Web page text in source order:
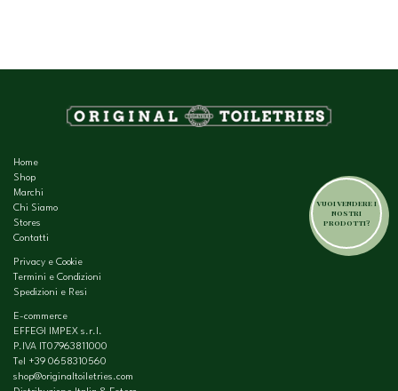
VUOI VENDERE I
NOSTRI
PRODOTTI?
Home
Shop
Marchi
Chi Siamo
Stores
Contatti
Privacy e Cookie
Termini e Condizioni
Spedizioni e Resi
E-commerce
EFFEGI IMPEX s.r.l.
P.IVA IT07963811000
Tel +39 0658310560
shop@originaltoiletries.com